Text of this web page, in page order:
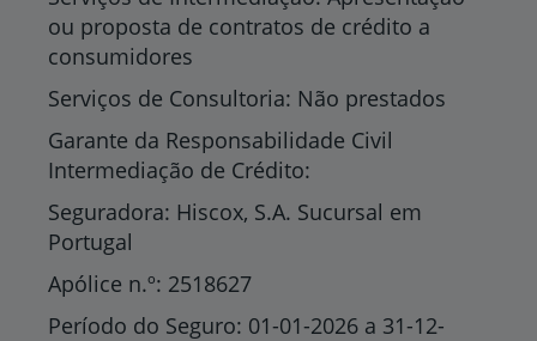
ou proposta de contratos de crédito a
consumidores
Serviços de Consultoria: Não prestados
Garante da Responsabilidade Civil
Intermediação de Crédito:
Seguradora: Hiscox, S.A. Sucursal em
Portugal
Apólice n.º: 2518627
Período do Seguro: 01-01-2026 a 31-12-